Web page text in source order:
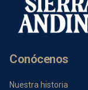
Conócenos
Nuestra historia